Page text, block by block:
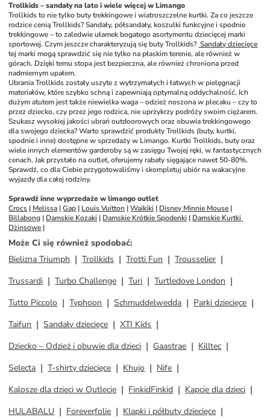
Trollkids – sandały na lato i wiele więcej w Limango
Trollkids to nie tylko buty trekkingowe i wiatroszczelne kurtki. Za co jeszcze
rodzice cenią Trollkids? Sandały, półsandały, koszulki funkcyjne i spodnie
trekkingowe – to zaledwie ułamek bogatego asortymentu dziecięcej marki
sportowej. Czym jeszcze charakteryzują się buty Trollkids? Sandały dziecięce
tej marki mogą sprawdzić się nie tylko na płaskim terenie, ale również w
górach. Dzięki temu stopa jest bezpieczna, ale również chroniona przed
nadmiernym upałem.
Ubrania Trollkids zostały uszyte z wytrzymałych i łatwych w pielęgnacji
materiałów, które szybko schną i zapewniają optymalną oddychalność. Ich
dużym atutem jest także niewielka waga – odzież noszona w plecaku – czy to
przez dziecko, czy przez jego rodzica, nie uprzykrzy podróży swoim ciężarem.
Szukasz wysokiej jakości ubrań outdoorowych oraz obuwia trekkingowego
dla swojego dziecka? Warto sprawdzić produkty Trollkids (buty, kurtki,
spodnie i inne) dostępne w sprzedaży w Limango. Kurtki Trollkids, buty oraz
wiele innych elementów garderoby są w zasięgu Twojej ręki, w fantastycznych
cenach. Jak przystało na outlet, oferujemy rabaty sięgające nawet 50-80%.
Sprawdź, co dla Ciebie przygotowaliśmy i skompletuj ubiór na wakacyjne
wyjazdy dla całej rodziny.
Sprawdź inne wyprzedaże w limango outlet
Crocs | Melissa | Gap | Louis Vuitton | Waikiki | Disney Minnie Mouse
Billabong | Damskie Kozaki | Damskie Krótkie Spodenki | Damskie Kurtki
Dżinsowe |
Może Ci się również spodobać:
Bielizna Triumph
Trollkids Trotti Fun
Trousselier
Trussardi
Turbo Challenge Turi
Turtledove London
Tutto Piccolo
Typhoon Schmuddelwedda
Parki dziecięce
Taifun
Sandały dziecięce
XTI Kids
Dziecko – Odzież i obuwie dla dzieci
Gaastrae
Killtec
Selecta
T-shirty dziecięce Khujo
Nife
Kalosze dla dzieci w Outlecie
FinkidFinkid
Kapcie dla dzieci
HULABALU
Foreverfolie
Klapki i półbuty dziecięce